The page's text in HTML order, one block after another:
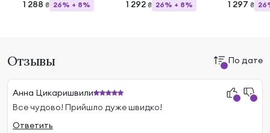
1 288 ₴ 26% + 8% 1 292 ₴ 26% + 8% 1 297 ₴
Отзывы По дате
Анна Цикаришвили
Все чудово! Прийшло дуже швидко!
Ответить